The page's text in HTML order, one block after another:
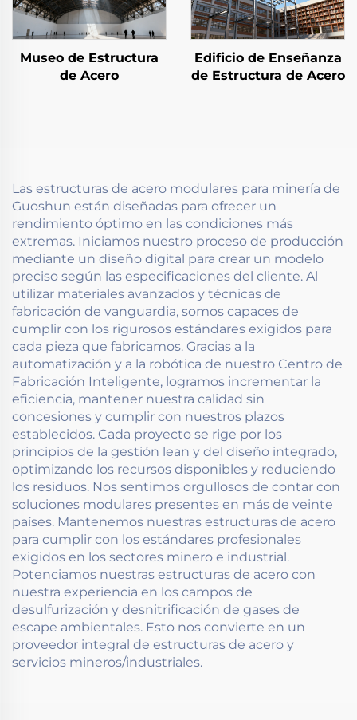
Museo de Estructura
de Acero
Edificio de Enseñanza
de Estructura de Acero
Las estructuras de acero modulares para minería de
Guoshun están diseñadas para ofrecer un
rendimiento óptimo en las condiciones más
extremas. Iniciamos nuestro proceso de producción
mediante un diseño digital para crear un modelo
preciso según las especificaciones del cliente. Al
utilizar materiales avanzados y técnicas de
fabricación de vanguardia, somos capaces de
cumplir con los rigurosos estándares exigidos para
cada pieza que fabricamos. Gracias a la
automatización y a la robótica de nuestro Centro de
Fabricación Inteligente, logramos incrementar la
eficiencia, mantener nuestra calidad sin
concesiones y cumplir con nuestros plazos
establecidos. Cada proyecto se rige por los
principios de la gestión lean y del diseño integrado,
optimizando los recursos disponibles y reduciendo
los residuos. Nos sentimos orgullosos de contar con
soluciones modulares presentes en más de veinte
países. Mantenemos nuestras estructuras de acero
para cumplir con los estándares profesionales
exigidos en los sectores minero e industrial.
Potenciamos nuestras estructuras de acero con
nuestra experiencia en los campos de
desulfurización y desnitrificación de gases de
escape ambientales. Esto nos convierte en un
proveedor integral de estructuras de acero y
servicios mineros/industriales.